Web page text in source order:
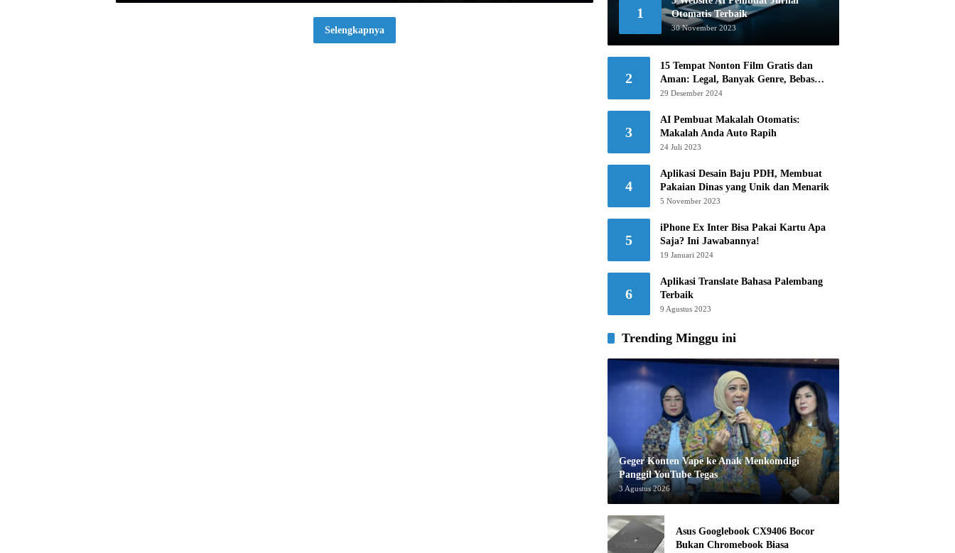
Selengkapnya
1
Otomatis Terbaik
30 November 2023
2
15 Tempat Nonton Film Gratis dan
Aman: Legal, Banyak Genre, Bebas
Khawatir!
29 Desember 2024
3
AI Pembuat Makalah Otomatis:
Makalah Anda Auto Rapih
24 Juli 2023
4
Aplikasi Desain Baju PDH, Membuat
Pakaian Dinas yang Unik dan Menarik
5 November 2023
5
iPhone Ex Inter Bisa Pakai Kartu Apa
Saja? Ini Jawabannya!
19 Januari 2024
6
Aplikasi Translate Bahasa Palembang
Terbaik
9 Agustus 2023
Trending Minggu ini
Geger Konten Vape ke Anak Menkomdigi
Panggil YouTube Tegas
3 Agustus 2026
Asus Googlebook CX9406 Bocor
Bukan Chromebook Biasa